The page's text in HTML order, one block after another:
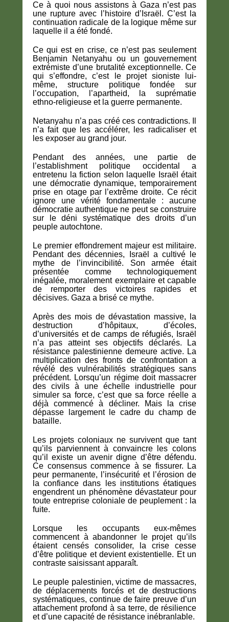
Ce à quoi nous assistons à Gaza n’est pas
une rupture avec l’histoire d’Israël. C’est la
continuation radicale de la logique même sur
laquelle il a été fondé.
Ce qui est en crise, ce n’est pas seulement
Benjamin Netanyahu ou un gouvernement
extrémiste d’une brutalité exceptionnelle. Ce
qui s’effondre, c’est le projet sioniste lui-
même, structure politique fondée sur
l’occupation, l’apartheid, la suprématie
ethno-religieuse et la guerre permanente.
Netanyahu n’a pas créé ces contradictions. Il
n’a fait que les accélérer, les radicaliser et
les exposer au grand jour.
Pendant des années, une partie de
l’establishment politique occidental a
entretenu la fiction selon laquelle Israël était
une démocratie dynamique, temporairement
prise en otage par l’extrême droite. Ce récit
ignore une vérité fondamentale : aucune
démocratie authentique ne peut se construire
sur le déni systématique des droits d’un
peuple autochtone.
Le premier effondrement majeur est militaire.
Pendant des décennies, Israël a cultivé le
mythe de l’invincibilité. Son armée était
présentée comme technologiquement
inégalée, moralement exemplaire et capable
de remporter des victoires rapides et
décisives. Gaza a brisé ce mythe.
Après des mois de dévastation massive, la
destruction d’hôpitaux, d’écoles,
d’universités et de camps de réfugiés, Israël
n’a pas atteint ses objectifs déclarés. La
résistance palestinienne demeure active. La
multiplication des fronts de confrontation a
révélé des vulnérabilités stratégiques sans
précédent. Lorsqu’un régime doit massacrer
des civils à une échelle industrielle pour
simuler sa force, c’est que sa force réelle a
déjà commencé à décliner. Mais la crise
dépasse largement le cadre du champ de
bataille.
Les projets coloniaux ne survivent que tant
qu’ils parviennent à convaincre les colons
qu’il existe un avenir digne d’être défendu.
Ce consensus commence à se fissurer. La
peur permanente, l’insécurité et l’érosion de
la confiance dans les institutions étatiques
engendrent un phénomène dévastateur pour
toute entreprise coloniale de peuplement : la
fuite.
Lorsque les occupants eux-mêmes
commencent à abandonner le projet qu’ils
étaient censés consolider, la crise cesse
d’être politique et devient existentielle. Et un
contraste saisissant apparaît.
Le peuple palestinien, victime de massacres,
de déplacements forcés et de destructions
systématiques, continue de faire preuve d’un
attachement profond à sa terre, de résilience
et d’une capacité de résistance inébranlable.